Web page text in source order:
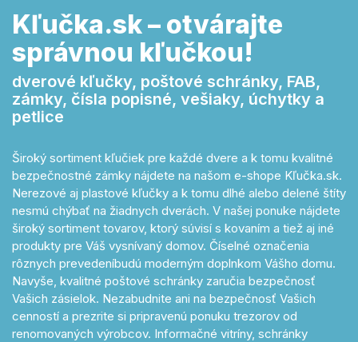
Kľučka.sk – otvárajte
správnou kľučkou!
dverové kľučky, poštové schránky, FAB,
zámky, čísla popisné, vešiaky, úchytky a
petlice
Široký sortiment kľučiek pre každé dvere a k tomu kvalitné
bezpečnostné zámky nájdete na našom e-shope Kľučka.sk.
Nerezové aj plastové kľučky a k tomu dlhé alebo delené štíty
nesmú chýbať na žiadnych dverách. V našej ponuke nájdete
široký sortiment tovarov, ktorý súvisí s kovaním a tiež aj iné
produkty pre Váš vysnívaný domov. Číselné označenia
rôznych prevedeníbudú moderným doplnkom Vášho domu.
Navyše, kvalitné poštové schránky zaručia bezpečnosť
Vašich zásielok. Nezabudnite ani na bezpečnosť Vašich
cenností a prezrite si pripravenú ponuku trezorov od
renomovaných výrobcov. Informačné vitríny, schránky